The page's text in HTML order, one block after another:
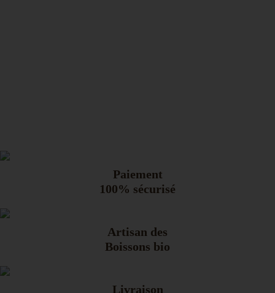
Paiement
100% sécurisé
Artisan des
Boissons bio
Livraison